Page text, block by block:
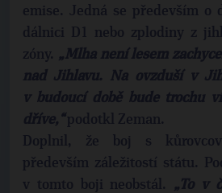
emise. Jedná se především o
dálnici D1 nebo zplodiny z
zóny. „Mlha není lesem
nad Jihlavu. Na ovzduší v
v budoucí době bude trochu
dříve,“ podotkl Zeman.
Doplnil, že boj s
především záležitostí státu.
v tomto boji neobstál.
„To v